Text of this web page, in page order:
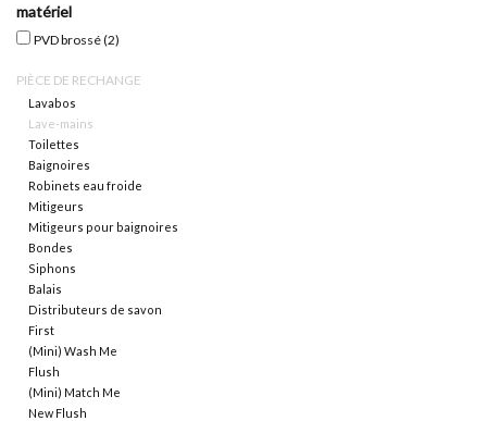
Robinets & vidanges
Meubles
Miroirs
Accessoires de salle de bain
pièce de rechange
Marques
matériel
PVD brossé(2)
PIÈCE DE RECHANGE
Lavabos
Lave-mains
Toilettes
Baignoires
Robinets eau froide
Mitigeurs
Mitigeurs pour baignoires
Bondes
Siphons
Balais
Distributeurs de savon
First
(Mini) Wash Me
Flush
(Mini) Match Me
New Flush